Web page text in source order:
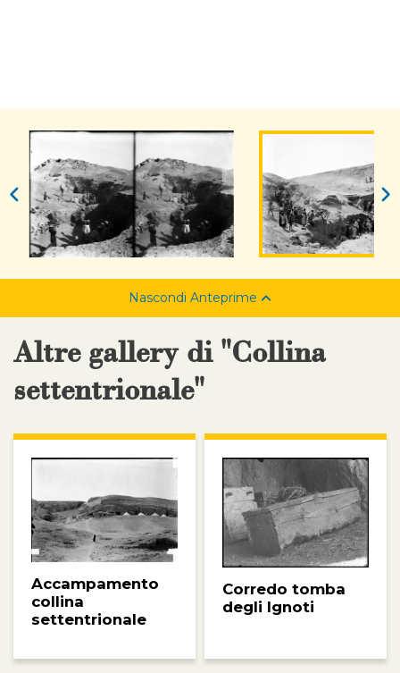
Nascondi Anteprime
Altre gallery di "Collina
settentrionale"
Accampamento
collina
settentrionale
Corredo tomba
degli Ignoti